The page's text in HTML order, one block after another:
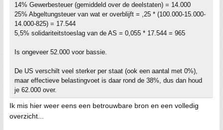
14% Gewerbesteuer (gemiddeld over de deelstaten) = 14.000
25% Abgeltungsteuer van wat er overblijft = ,25 * (100.000-15.000-
14.000-825) = 17.544
5,5% solidariteitstoeslag van de AS = 0,055 * 17.544 = 965
Is ongeveer 52.000 voor bassie.
De US verschilt veel sterker per staat (ook een aantal met 0%),
maar effectieve belastingvoet is daar rond de 38%, dus dan houd
je 62.000 over.
Ik mis hier weer eens een betrouwbare bron en een volledig
overzicht...